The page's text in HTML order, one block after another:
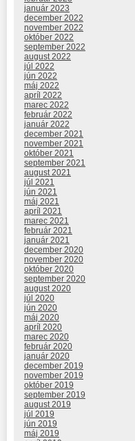
január 2023
december 2022
november 2022
október 2022
september 2022
august 2022
júl 2022
jún 2022
máj 2022
apríl 2022
marec 2022
február 2022
január 2022
december 2021
november 2021
október 2021
september 2021
august 2021
júl 2021
jún 2021
máj 2021
apríl 2021
marec 2021
február 2021
január 2021
december 2020
november 2020
október 2020
september 2020
august 2020
júl 2020
jún 2020
máj 2020
apríl 2020
marec 2020
február 2020
január 2020
december 2019
november 2019
október 2019
september 2019
august 2019
júl 2019
jún 2019
máj 2019